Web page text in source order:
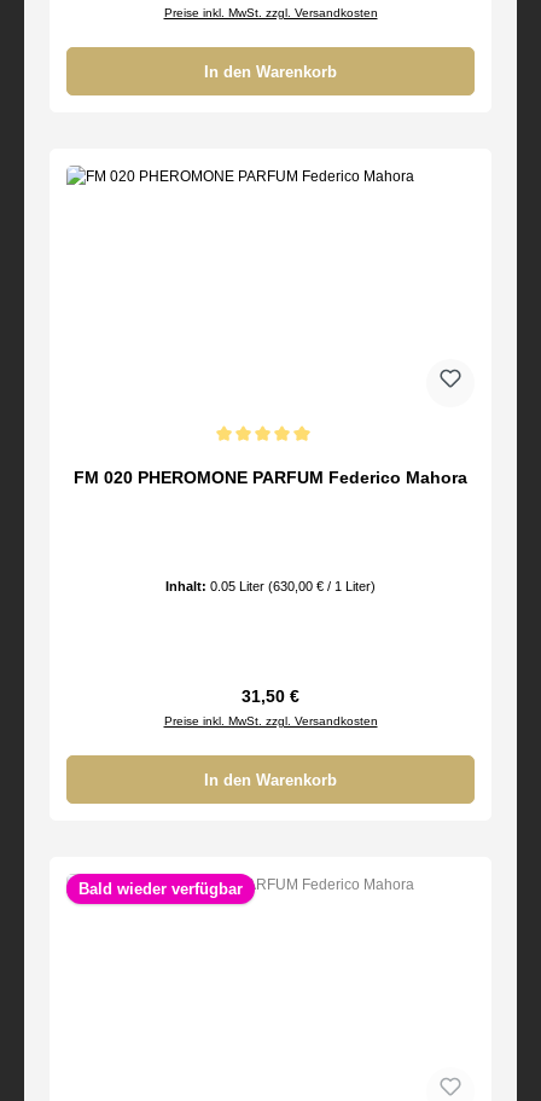
Preise inkl. MwSt. zzgl. Versandkosten
In den Warenkorb
FM 020 PHEROMONE PARFUM Federico Mahora
Inhalt: 0.05 Liter (630,00 € / 1 Liter)
Regulärer Preis:
31,50 €
Preise inkl. MwSt. zzgl. Versandkosten
In den Warenkorb
Bald wieder verfügbar